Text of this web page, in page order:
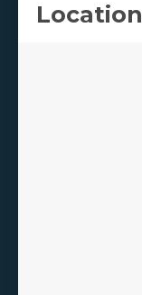
Location